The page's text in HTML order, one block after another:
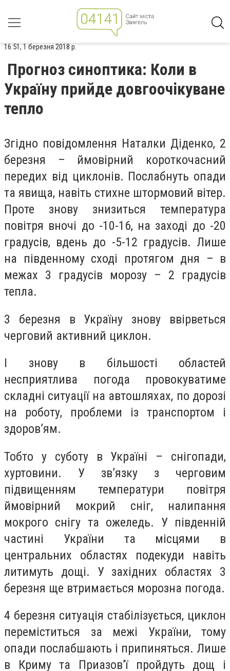
16:51, 1 березня 2018 р.
Прогноз синоптика: Коли в
Україну прийде довгоочікуване
тепло
Згідно повідомлення Наталки Діденко, 2
березня – ймовірний короткочасний
передих від циклонів. Послабнуть опади
та явища, навіть стихне штормовий вітер.
Проте знову знизиться температура
повітря вночі до -10-16, на заході до -20
градусів, вдень до -5-12 градусів. Лише
на південному сході протягом дня – в
межах 3 градусів морозу – 2 градусів
тепла.
3 березня в Україну знову ввірветься
черговий активний циклон.
І знову в більшості областей
несприятлива погода провокуватиме
складні ситуації на автошляхах, по дорозі
на роботу, проблеми із транспортом і
здоров’ям.
Тобто у суботу в Україні – снігопади,
хуртовини. У зв’язку з черговим
підвищенням температури повітря
ймовірний мокрий сніг, налипання
мокрого снігу та ожеледь. У південній
частині України та місцями в
центральних областях подекуди навіть
литимуть дощі. У західних областях 3
березня ще втримається морозна погода.
4 березня ситуація стабілізується, циклон
переміститься за межі України, тому
опади послабшають і припиняться. Лише
в Криму та Приазов’ї пройдуть дощ і